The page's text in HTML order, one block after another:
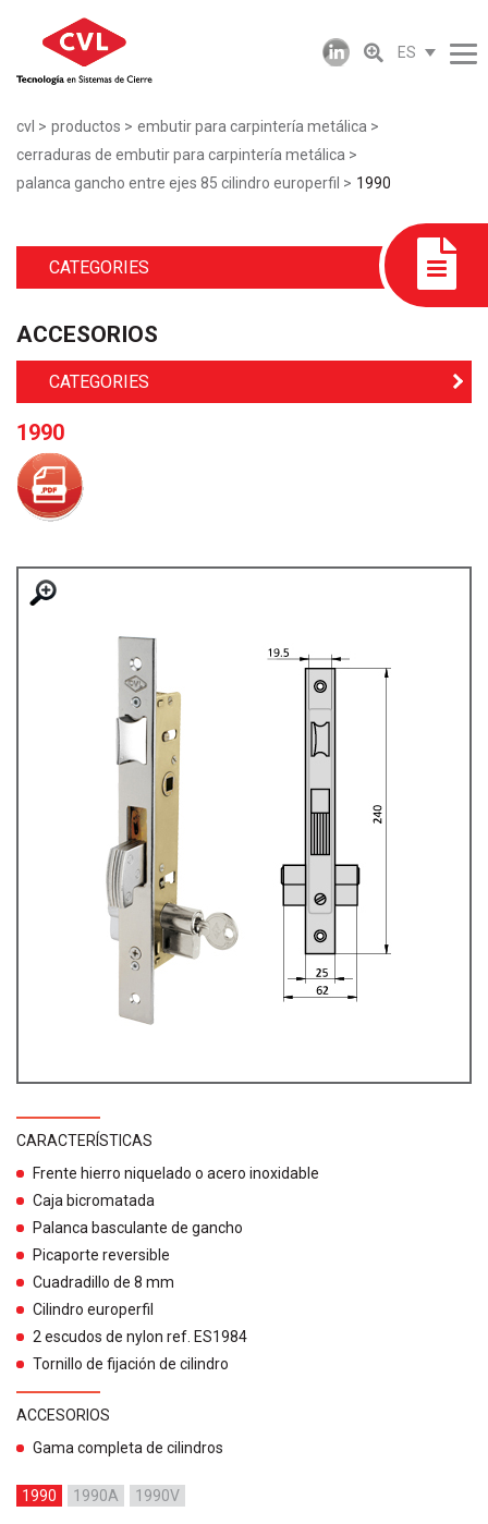
ES
cvl productos
embutir para carpintería metálica
cerraduras de embutir para carpintería metálica
palanca gancho entre ejes 85 cilindro europerfil
1990
CATEGORIES
ACCESORIOS
CATEGORIES
1990
CARACTERÍSTICAS
Frente hierro niquelado o acero inoxidable
Caja bicromatada
Palanca basculante de gancho
Picaporte reversible
Cuadradillo de 8 mm
Cilindro europerfil
2 escudos de nylon ref. ES1984
Tornillo de fijación de cilindro
ACCESORIOS
Gama completa de cilindros
1990 1990A 1990V